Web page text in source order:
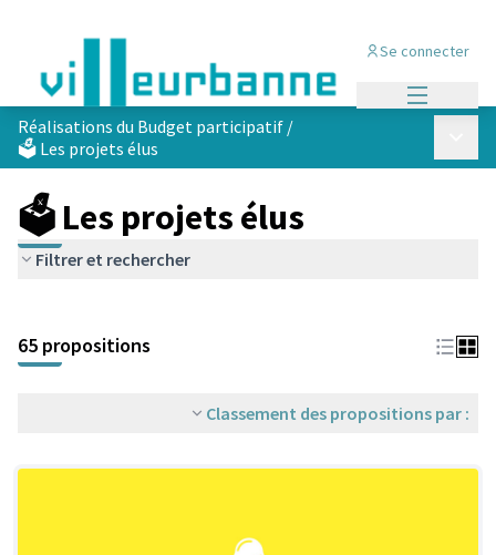
Se connecter
Réalisations du Budget participatif /
🗳️ Les projets élus
🗳️ Les projets élus
Filtrer et rechercher
+
−
65 propositions
Classement des propositions par :